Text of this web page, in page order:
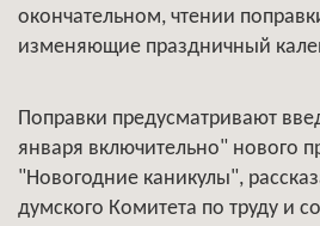
окончательном, чтении
изменяющие праздничный
Поправки предусматривают
января включительно" нового
"Новогодние каникулы",
думского Комитета по труду и